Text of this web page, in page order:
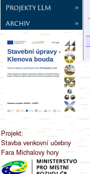
Projekty LLM
»
Archiv
»
Projekt:
Stavba venkovní učebny
Fara Michalovy hory